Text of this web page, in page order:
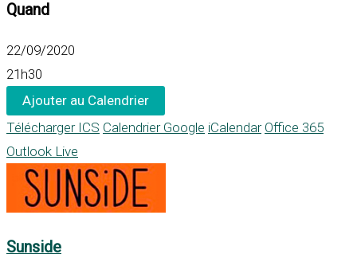
Quand
22/09/2020
21h30
Ajouter au Calendrier
Télécharger ICS Calendrier Google iCalendar Office 365
Outlook Live
Sunside